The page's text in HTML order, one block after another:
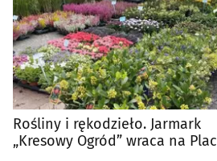
Rośliny i rękodzieło. Jarmark
„Kresowy Ogród” wraca na Plac